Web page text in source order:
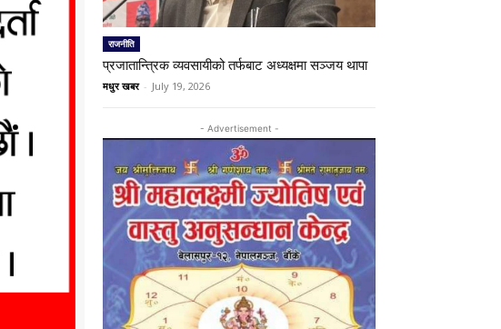
राजनीति
प्रजातान्त्रिक व्यवसायीको तर्फबाट अध्यक्षमा सञ्जय थापा
मधुर खबर - July 19, 2026
- Advertisement -